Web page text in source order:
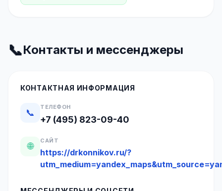
📞Контакты и мессенджеры
КОНТАКТНАЯ ИНФОРМАЦИЯ
📞
ТЕЛЕФОН
+7 (495) 823-09-40
🌐
САЙТ
https://drkonnikov.ru/?